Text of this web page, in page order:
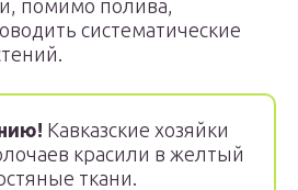
помимо полива,
систематические
Кавказские хозяйки
красили в желтый
ткани.